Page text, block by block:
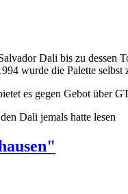
Dali bis zu
wurde die Palette
es gegen Gebot über
Dali jemals hatte lesen